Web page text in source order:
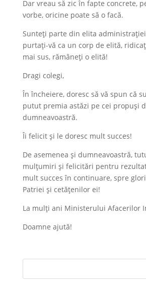
Dar vreau să zic în fapte concrete,
vorbe, oricine poate să o facă.
Sunteți parte din elita
purtați-vă ca un corp de elită,
mai sus, rămâneți o elită!
Dragi colegi,
În încheiere, doresc să vă spun că
putut premia astăzi pe cei propuși
dumneavoastră.
Îi felicit și le doresc mult succes!
De asemenea și dumneavoastră,
mulțumiri și felicitări pentru
mult succes în continuare, spre
Patriei și cetățenilor ei!
La mulți ani Ministerului Afacerilor
Doamne ajută!